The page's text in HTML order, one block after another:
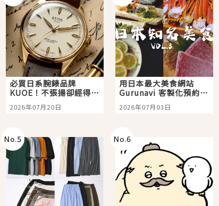
必買日系腕錶品牌
KUOE！不張揚卻經得起
時間洗鍊的經典之作五
選
2026年07月20日
用日本最大美食網站
Gurunavi 客製化預約九
大都市餐廳，打造專屬
美食體驗！
2026年07月03日
No.5 No.6